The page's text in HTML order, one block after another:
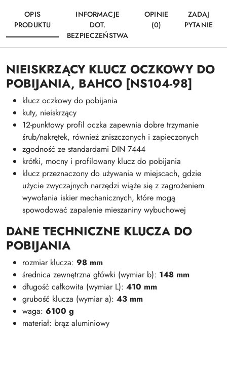
OPIS
PRODUKTU
INFORMACJE
DOT.
BEZPIECZEŃSTWA
OPINIE
(0)
ZADAJ
PYTANIE
NIEISKRZĄCY KLUCZ OCZKOWY DO
POBIJANIA, BAHCO [NS104-98]
klucz oczkowy do pobijania
kuty, nieiskrzący
12-punktowy profil oczka zapewnia dobre trzymanie
śrub/nakrętek, również zniszczonych i zapieczonych
zgodność ze standardami DIN 7444
krótki, mocny i profilowany klucz do pobijania
klucz przeznaczony do używania w miejscach, gdzie
użycie zwyczajnych narzędzi wiąże się z zagrożeniem
wywołania iskier mechanicznych, które mogą
spowodować zapalenie mieszaniny wybuchowej
DANE TECHNICZNE KLUCZA DO
POBIJANIA
rozmiar klucza: 98 mm
średnica zewnętrzna główki (wymiar b): 148 mm
długość całkowita (wymiar L): 410 mm
grubość klucza (wymiar a): 43 mm
waga: 6100 g
materiał: brąz aluminiowy